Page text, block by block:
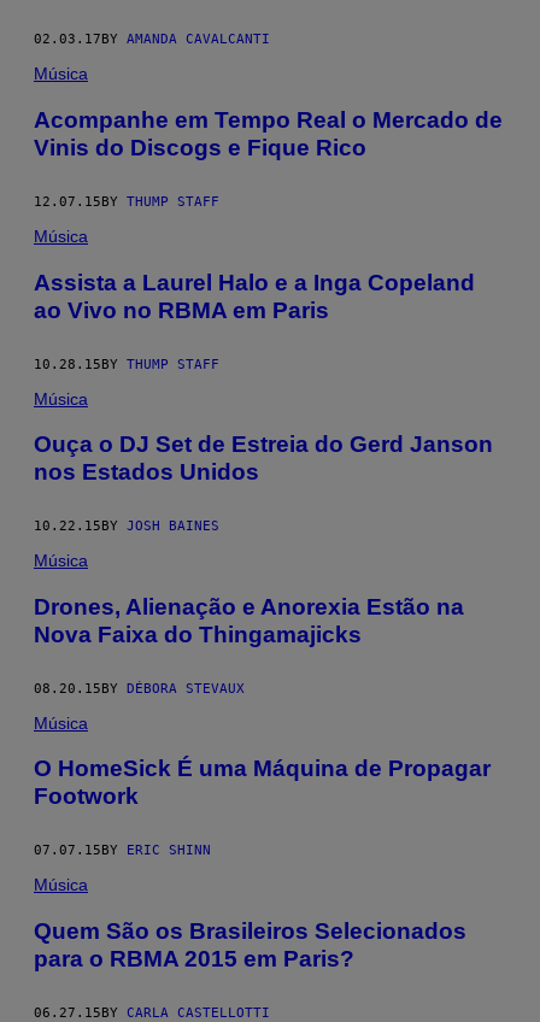
02.03.17 BY AMANDA CAVALCANTI
Música
Acompanhe em Tempo Real o Mercado de
Vinis do Discogs e Fique Rico
12.07.15BY THUMP STAFF
Música
Assista a Laurel Halo e a Inga Copeland
ao Vivo no RBMA em Paris
10.28.15BY THUMP STAFF
Música
Ouça o DJ Set de Estreia do Gerd Janson
nos Estados Unidos
10.22.15 BY JOSH BAINES
Música
Drones, Alienação e Anorexia Estão na
Nova Faixa do Thingamajicks
08.20.15BY DÉBORA STEVAUX
Música
O HomeSick É uma Máquina de Propagar
Footwork
07.07.15 BY ERIC SHINN
Música
Quem São os Brasileiros Selecionados
para o RBMA 2015 em Paris?
06.27.15BY CARLA CASTELLOTTI